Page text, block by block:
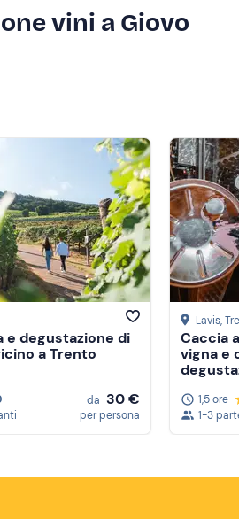
vini a Giovo
e degustazione di
a Trento
da 30 €
per persona
Lavis,
Caccia
vigna e
1,5 ore
1-3